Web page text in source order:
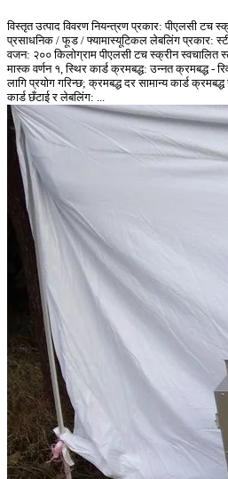
विस्तृत उत्पाद विवरण नियन्त्रण प्रकार: पीएलसी टच
प्रसाधनिक / फूड / फ्यामास्यूटिकल लेबलिंग प्रकार:
वजन: २०० किलोग्राम पीएलसी टच स्क्रीन स्वचालित
मास्क वर्णन १, स्थिर कार्ड क्रमबद्ध: उन्नत क्रमबद्ध -
लागि प्रयोग गरिन्छ; क्रमबद्ध दर सामान्य कार्ड
कार्ड छँटाई र लेबलिंग: ...